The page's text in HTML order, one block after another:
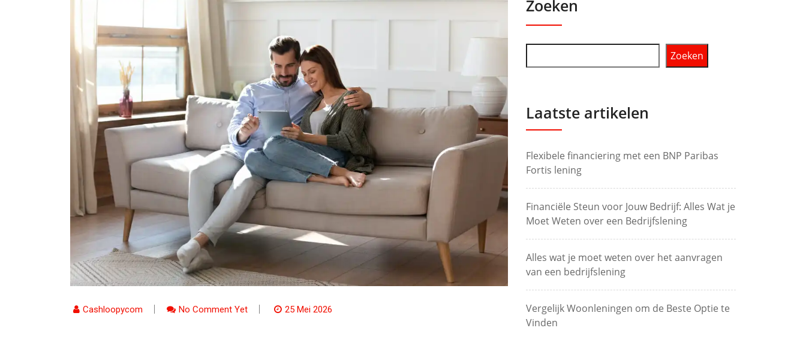
Cashloopycom No Comment Yet 25 Mei 2026
Zoeken
Zoeken
Laatste artikelen
Flexibele financiering met een BNP Paribas
Fortis lening
Financiële Steun voor Jouw Bedrijf: Alles Wat je
Moet Weten over een Bedrijfslening
Alles wat je moet weten over het aanvragen
van een bedrijfslening
Vergelijk Woonleningen om de Beste Optie te
Vinden